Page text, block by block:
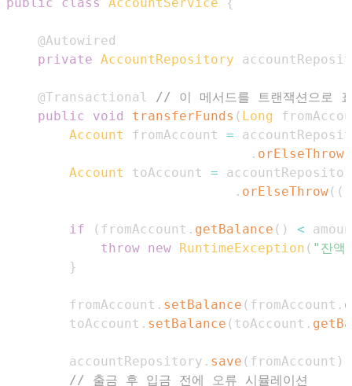
public
class AccountService {
@Autowired
private AccountRepository
@Transactional
// 이 메서드를 트랜잭션으로
public
void transferFunds ( Long
Account
fromAccount =
. orElseThrow
Account
toAccount =
. orElseThrow( (
if ( fromAccount . getBalance ( ) <
throw new RuntimeException ( "잔액
}
        fromAccount
. setBalance ( fromAccount .
        toAccount
. setBalance ( toAccount .
        accountRepository
. save ( fromAccount )
// 출금 후 입금 전에 오류 시뮬레이션